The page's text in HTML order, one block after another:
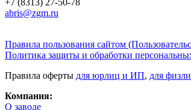
abris@zgm.ru
Правила пользования сайтом
Политика защиты и обработки
Правила оферты для юрлиц и ИП, для
Компания:
О заводе